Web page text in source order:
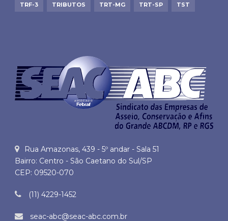
TRF-3 TRIBUTOS TRT-MG TRT-SP TST
Rua Amazonas, 439 - 5º andar - Sala 51
Bairro: Centro - São Caetano do Sul/SP
CEP: 09520-070
(11) 4229-1452
seac-abc@seac-abc.com.br